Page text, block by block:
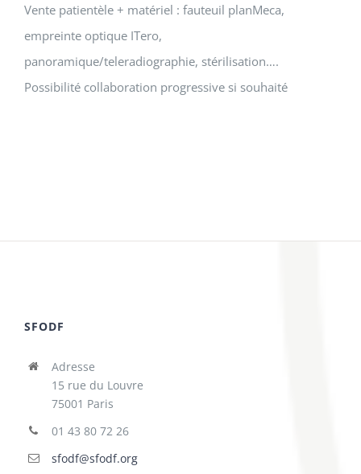
Vente patientèle + matériel : fauteuil planMeca,
empreinte optique ITero,
panoramique/teleradiographie, stérilisation….
Possibilité collaboration progressive si souhaité
SFODF
Adresse
15 rue du Louvre
75001 Paris
01 43 80 72 26
sfodf@sfodf.org